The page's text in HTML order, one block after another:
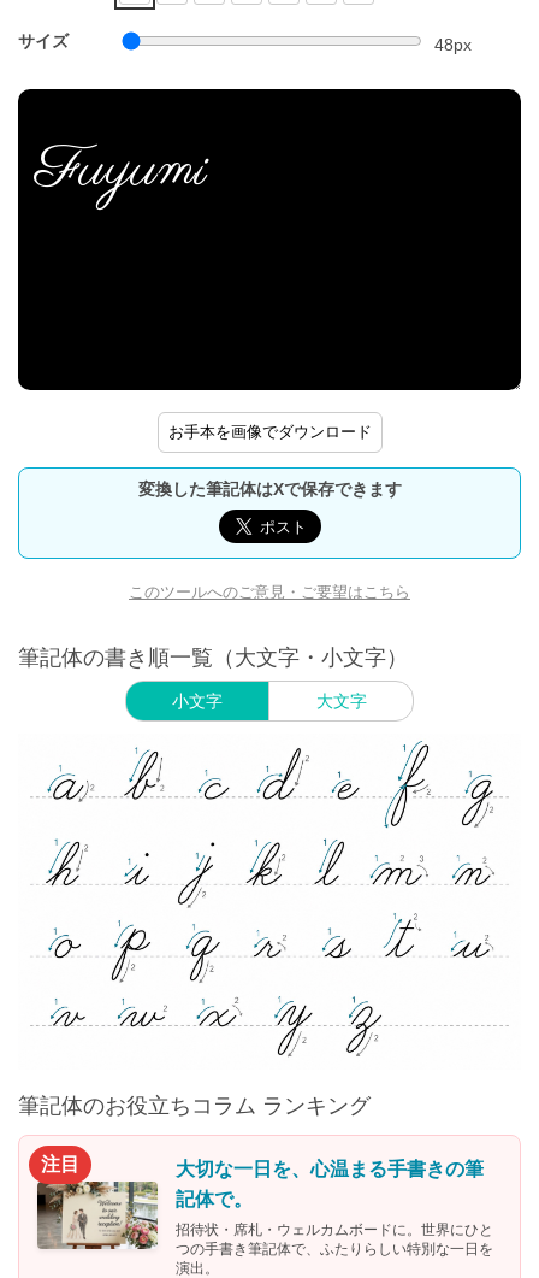
サイズ 48px
お手本を画像でダウンロード
変換した筆記体はXで保存できます
このツールへのご意見・ご要望はこちら
筆記体の書き順一覧（大文字・小文字）
小文字 大文字
筆記体のお役立ちコラム ランキング
注目
大切な一日を、心温まる手書きの筆
記体で。
招待状・席札・ウェルカムボードに。世界にひと
つの手書き筆記体で、ふたりらしい特別な一日を
演出。